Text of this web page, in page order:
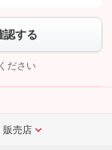
せを
認する
ださい
販売店